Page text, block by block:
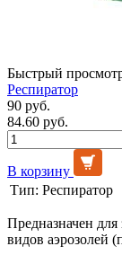
Быстрый
Респиратор
90 руб.
84.60 руб.
В корзину
Тип: Респиратор
Предназначен
видов аэрозолей